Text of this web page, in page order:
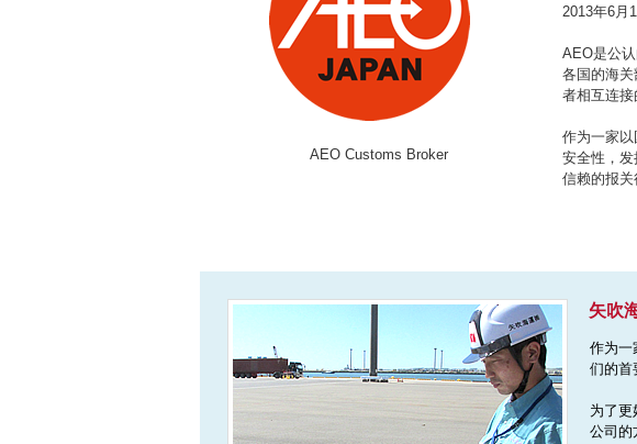
2013年6月
AEO是公
各国的海
者相互连接
作为一家
安全性，
信赖的报关
AEO Customs Broker
作为一
们的首
为了更
公司的
矢吹